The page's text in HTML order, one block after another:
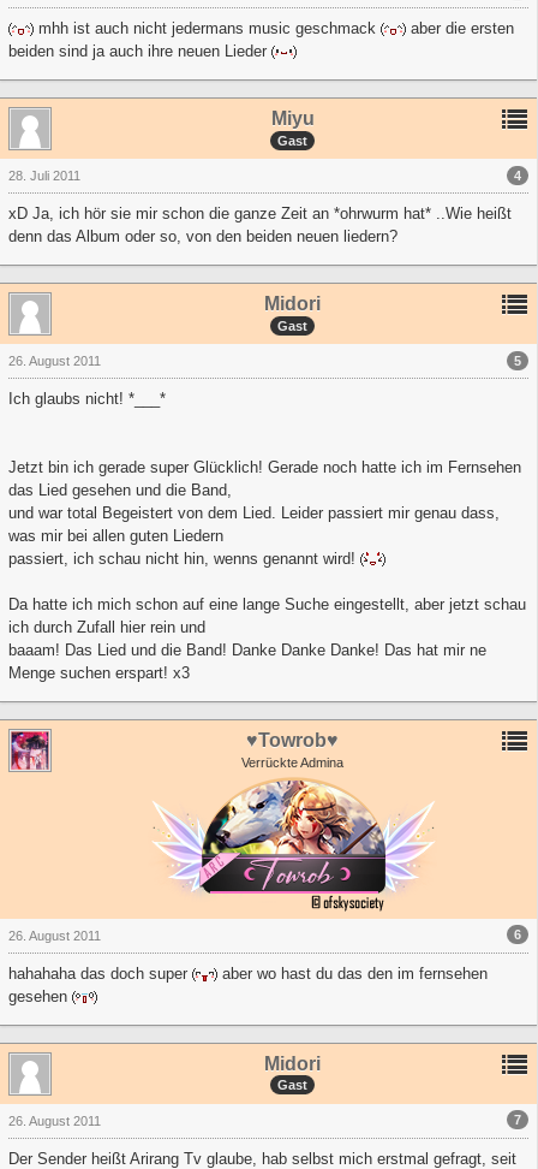
mhh ist auch nicht jedermans music geschmack
aber die ersten
beiden sind ja auch ihre neuen Lieder
Miyu
Gast
4
28. Juli 2011
xD Ja, ich hör sie mir schon die ganze Zeit an *ohrwurm hat* ..Wie heißt
denn das Album oder so, von den beiden neuen liedern?
Midori
Gast
5
26. August 2011
Ich glaubs nicht! *___*
Jetzt bin ich gerade super Glücklich! Gerade noch hatte ich im Fernsehen
das Lied gesehen und die Band,
und war total Begeistert von dem Lied. Leider passiert mir genau dass,
was mir bei allen guten Liedern
passiert, ich schau nicht hin, wenns genannt wird!
Da hatte ich mich schon auf eine lange Suche eingestellt, aber jetzt schau
ich durch Zufall hier rein und
baaam! Das Lied und die Band! Danke Danke Danke! Das hat mir ne
Menge suchen erspart! x3
♥Towrob♥
Verrückte Admina
6
26. August 2011
hahahaha das doch super
aber wo hast du das den im fernsehen
gesehen
Midori
Gast
7
26. August 2011
Der Sender heißt Arirang Tv glaube, hab selbst mich erstmal gefragt, seit